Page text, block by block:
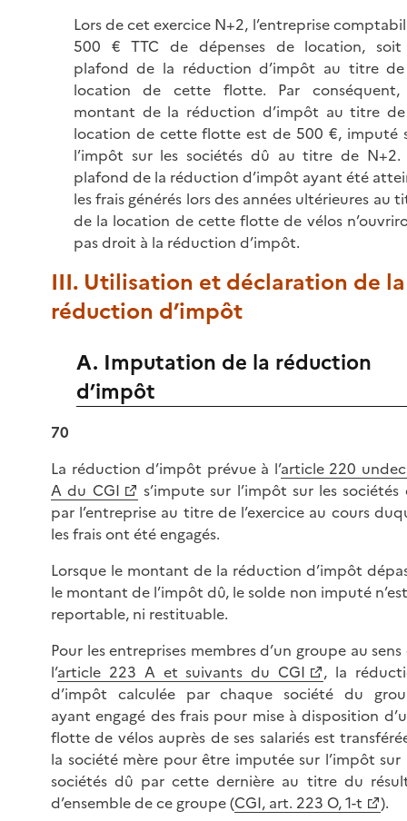
Lors de cet exercice N+2, l’entreprise
500 € TTC de dépenses de location,
plafond de la réduction d’impôt au titre
location de cette flotte. Par
montant de la réduction d’impôt au titre
location de cette flotte est de 500 €, imputé
l’impôt sur les sociétés dû au titre de N+2.
plafond de la réduction d’impôt ayant été
les frais générés lors des années ultérieures au
de la location de cette flotte de vélos
pas droit à la réduction d’impôt.
III. Utilisation et déclaration de la
réduction d’impôt
A. Imputation de la réduction
d’impôt
70
La réduction d’impôt prévue à l’article 220
A du CGI
s’impute sur l’impôt sur les sociétés
par l’entreprise au titre de l’exercice au cours
les frais ont été engagés.
Lorsque le montant de la réduction d’impôt
le montant de l’impôt dû, le solde non imputé
reportable, ni restituable.
Pour les entreprises membres d’un groupe au sens
l’article 223 A et suivants du CGI
, la
d’impôt calculée par chaque société du
ayant engagé des frais pour mise à disposition
flotte de vélos auprès de ses salariés est
la société mère pour être imputée sur l’impôt sur
sociétés dû par cette dernière au titre du
d’ensemble de ce groupe (CGI, art. 223 O, 1-t ).